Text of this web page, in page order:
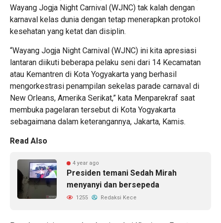
Wayang Jogja Night Carnival (WJNC) tak kalah dengan
karnaval kelas dunia dengan tetap menerapkan protokol
kesehatan yang ketat dan disiplin.
“Wayang Jogja Night Carnival (WJNC) ini kita apresiasi
lantaran diikuti beberapa pelaku seni dari 14 Kecamatan
atau Kemantren di Kota Yogyakarta yang berhasil
mengorkestrasi penampilan sekelas parade carnaval di
New Orleans, Amerika Serikat,” kata Menparekraf saat
membuka pagelaran tersebut di Kota Yogyakarta
sebagaimana dalam keterangannya, Jakarta, Kamis.
Read Also
4 year ago
Presiden temani Sedah Mirah
menyanyi dan bersepeda
1255 Redaksi Kece